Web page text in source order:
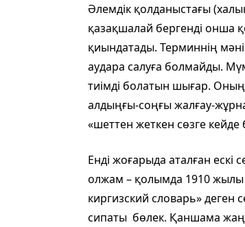
Әлемдік қолданыстағы
қазақшалай бергенді онша
қиындатады. Терминнің
аудара салуға болмайды.
тиімді болатын шығар. Оның
алдыңғы-соңғы жалғау-
«шеттен жеткен сөзге
Енді жоғарыда аталған
олжам – қолымда 1910
киргизский словарь»
сипаты бөлек. Қаншама жаңа